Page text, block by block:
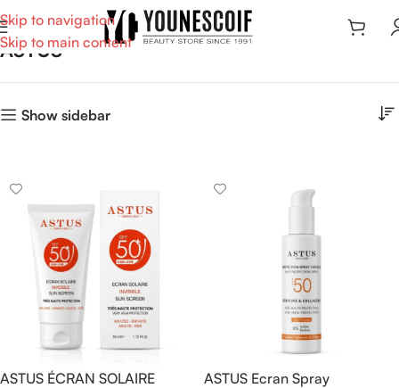
Skip to navigation
Skip to main content
ASTUS
Show sidebar
ASTUS ÉCRAN SOLAIRE
ASTUS Ecran Spray